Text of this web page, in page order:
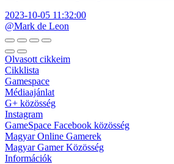
2023-10-05 11:32:00
@Mark de Leon
Olvasott cikkeim
Cikklista
Gamespace
Médiaajánlat
G+ közösség
Instagram
GameSpace Facebook közösség
Magyar Online Gamerek
Magyar Gamer Közösség
Információk